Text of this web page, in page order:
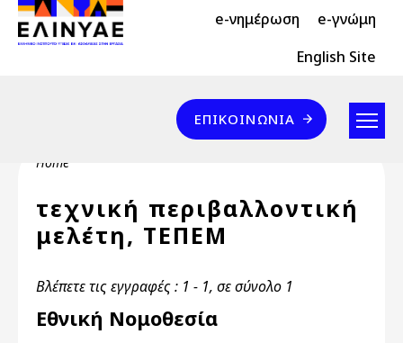
Skip to main content
Header Top 2 e-νημέρωση e-γνώμη
Header Top English Site
Επικοινωνία
ΕΠΙΚΟΙΝΩΝΊΑ
Breadcrumb
Home
τεχνική περιβαλλοντική
μελέτη, ΤΕΠΕΜ
Βλέπετε τις εγγραφές : 1 - 1, σε σύνολο 1
Εθνική Νομοθεσία